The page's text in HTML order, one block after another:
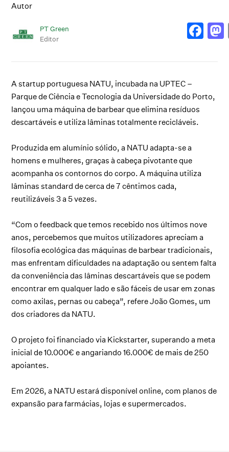
Autor
PT Green
Editor
A startup portuguesa NATU, incubada na UPTEC –
Parque de Ciência e Tecnologia da Universidade do Porto,
lançou uma máquina de barbear que elimina resíduos
descartáveis e utiliza lâminas totalmente recicláveis.
Produzida em alumínio sólido, a NATU adapta-se a
homens e mulheres, graças à cabeça pivotante que
acompanha os contornos do corpo. A máquina utiliza
lâminas standard de cerca de 7 cêntimos cada,
reutilizáveis 3 a 5 vezes.
“Com o feedback que temos recebido nos últimos nove
anos, percebemos que muitos utilizadores apreciam a
filosofia ecológica das máquinas de barbear tradicionais,
mas enfrentam dificuldades na adaptação ou sentem falta
da conveniência das lâminas descartáveis que se podem
encontrar em qualquer lado e são fáceis de usar em zonas
como axilas, pernas ou cabeça”, refere João Gomes, um
dos criadores da NATU.
O projeto foi financiado via Kickstarter, superando a meta
inicial de 10.000€ e angariando 16.000€ de mais de 250
apoiantes.
Em 2026, a NATU estará disponível online, com planos de
expansão para farmácias, lojas e supermercados.